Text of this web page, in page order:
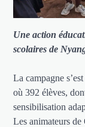
Une action
scolaires de
La campagne
où 392 élèves,
sensibilisation
Les animateurs